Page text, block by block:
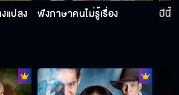
เส้นผมบนเสื้อคุณพี่
แปลง
ฟังภาษาคนไม่รู้เรื่อง ปีนี้ศ